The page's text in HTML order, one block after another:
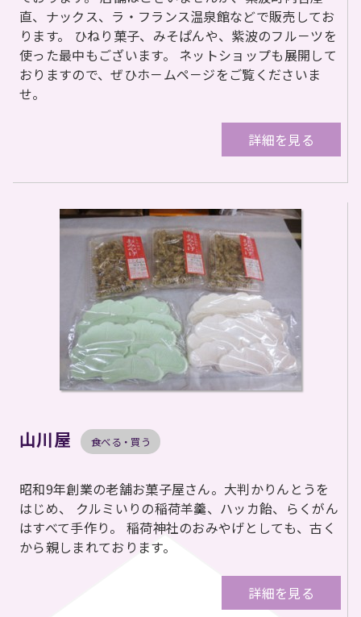
直、ナックス、ラ・フランス温泉館などで販売してお
ります。 ひねり菓子、みそぱんや、紫波のフル－ツを
使った最中もございます。 ネットショップも展開して
おりますので、ぜひホ－ムペ－ジをご覧くださいま
せ。
詳細を見る
山川屋 食べる・買う
昭和9年創業の老舗お菓子屋さん。大判かりんとうを
はじめ、 クルミいりの稲荷羊羹、ハッカ飴、らくがん
はすべて手作り。 稲荷神社のおみやげとしても、古く
から親しまれております。
詳細を見る